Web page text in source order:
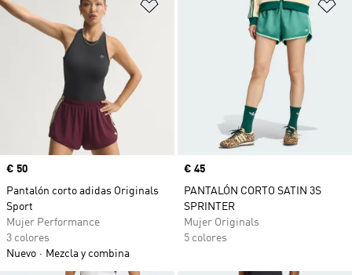
Precio
€ 50
Pantalón corto adidas Originals
Sport
Mujer Performance
3 colores
Nuevo
Mezcla y combina
Precio
€ 45
PANTALÓN CORTO SATIN 3S
SPRINTER
Mujer Originals
5 colores